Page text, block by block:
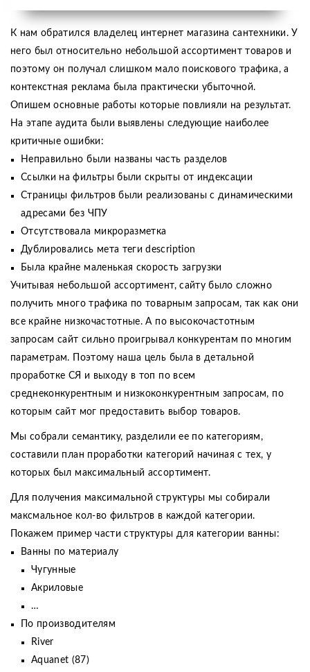
К нам обратился владелец интернет магазина сантехники. У
него был относительно небольшой ассортимент товаров и
поэтому он получал слишком мало поискового трафика, а
контекстная реклама была практически убыточной.
Опишем основные работы которые повлияли на результат.
На этапе аудита были выявлены следующие наиболее
критичные ошибки:
Неправильно были названы часть разделов
Ссылки на фильтры были скрыты от индексации
Страницы фильтров были реализованы с динамическими
адресами без ЧПУ
Отсутствовала микроразметка
Дублировались мета теги description
Была крайне маленькая скорость загрузки
Учитывая небольшой ассортимент, сайту было сложно
получить много трафика по товарным запросам, так как они
все крайне низкочастотные. А по высокочастотным
запросам сайт сильно проигрывал конкурентам по многим
параметрам. Поэтому наша цель была в детальной
проработке СЯ и выходу в топ по всем
среднеконкурентным и низкоконкурентным запросам, по
которым сайт мог предоставить выбор товаров.
Мы собрали семантику, разделили ее по категориям,
составили план проработки категорий начиная с тех, у
которых был максимальный ассортимент.
Для получения максимальной структуры мы собирали
максмальное кол-во фильтров в каждой категории.
Покажем пример части структуры для категории ванны:
Ванны по материалу
Чугунные
Акриловые
…
По производителям
River
Aquanet (87)